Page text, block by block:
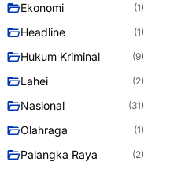
Ekonomi (1)
Headline (1)
Hukum Kriminal (9)
Lahei (2)
Nasional (31)
Olahraga (1)
Palangka Raya (2)